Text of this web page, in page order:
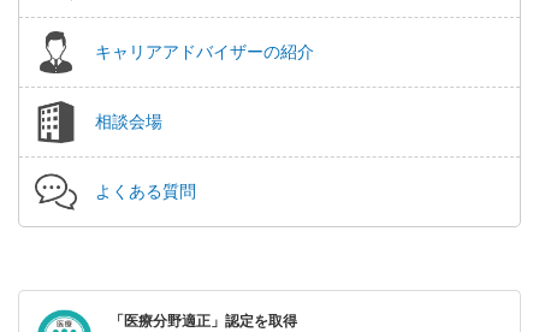
キャリアアドバイザーの紹介
相談会場
よくある質問
「医療分野適正」認定を取得